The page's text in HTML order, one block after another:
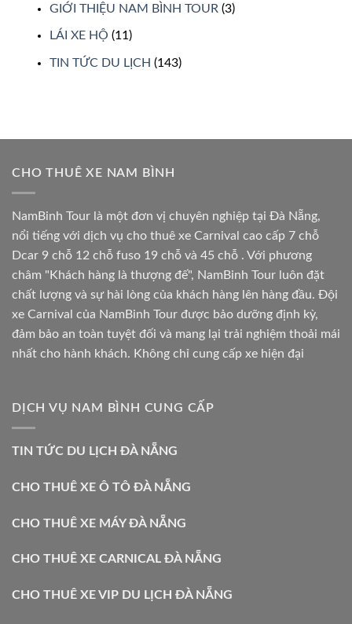
GIỚI THIỆU NAM BÌNH TOUR (3)
LÁI XE HỘ (11)
TIN TỨC DU LỊCH (143)
CHO THUÊ XE NAM BÌNH
NamBinh Tour là một đơn vị chuyên nghiệp tại Đà Nẵng,
nổi tiếng với dịch vụ cho thuê xe Carnival cao cấp 7 chỗ
Dcar 9 chỗ 12 chỗ fuso 19 chỗ và 45 chỗ . Với phương
châm "Khách hàng là thượng đế", NamBinh Tour luôn đặt
chất lượng và sự hài lòng của khách hàng lên hàng đầu. Đội
xe Carnival của NamBinh Tour được bảo dưỡng định kỳ,
đảm bảo an toàn tuyệt đối và mang lại trải nghiệm thoải mái
nhất cho hành khách. Không chỉ cung cấp xe hiện đại
DỊCH VỤ NAM BÌNH CUNG CẤP
TIN TỨC DU LỊCH ĐÀ NẴNG
CHO THUÊ XE Ô TÔ ĐÀ NẴNG
CHO THUÊ XE MÁY ĐÀ NẴNG
CHO THUÊ XE CARNICAL ĐÀ NẴNG
CHO THUÊ XE VIP DU LỊCH ĐÀ NẴNG